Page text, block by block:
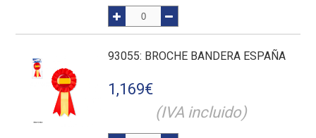
93055: BROCHE BANDERA ESPAÑA
1,169€
(IVA incluido)